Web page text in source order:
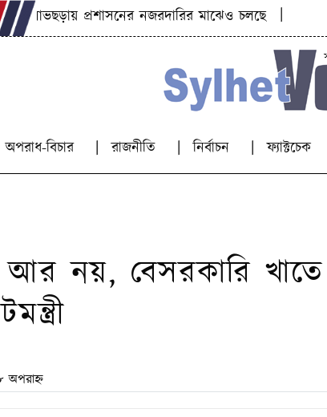
লোভছড়ায় প্রশাসনের নজরদারির মাঝেও চলছে জব্দ করা পাথর
|
অপরাধ-বিচার রাজনীতি নির্বাচন ফ্যাক্টচেক
আর নয়, বেসরকারি খাতে